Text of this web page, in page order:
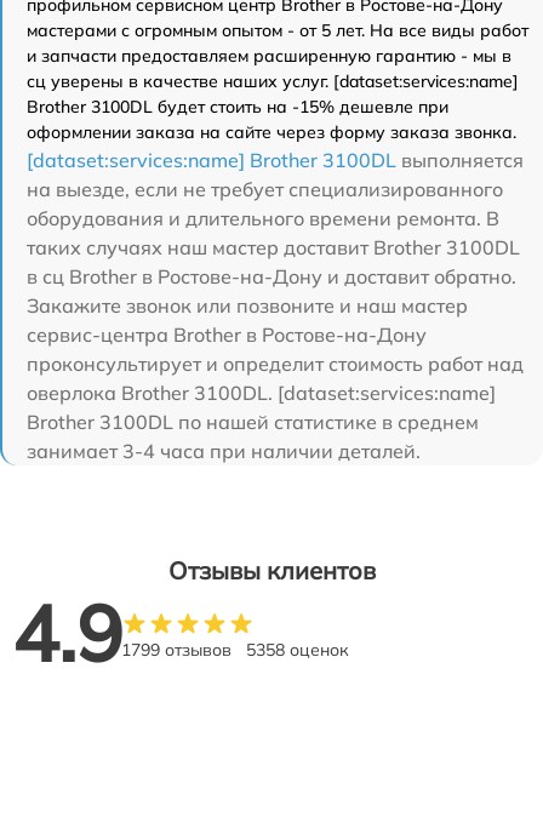
профильном сервисном центр Brother в Ростове-на-Дону
мастерами с огромным опытом - от 5 лет. На все виды работ
и запчасти предоставляем расширенную гарантию - мы в
сц уверены в качестве наших услуг. [dataset:services:name]
Brother 3100DL будет стоить на -15% дешевле при
оформлении заказа на сайте через форму заказа звонка.
[dataset:services:name] Brother 3100DL выполняется
на выезде, если не требует специализированного
оборудования и длительного времени ремонта. В
таких случаях наш мастер доставит Brother 3100DL
в сц Brother в Ростове-на-Дону и доставит обратно.
Закажите звонок или позвоните и наш мастер
сервис-центра Brother в Ростове-на-Дону
проконсультирует и определит стоимость работ над
оверлока Brother 3100DL. [dataset:services:name]
Brother 3100DL по нашей статистике в среднем
занимает 3-4 часа при наличии деталей.
Отзывы клиентов
4.91799 отзывов 5358 оценок